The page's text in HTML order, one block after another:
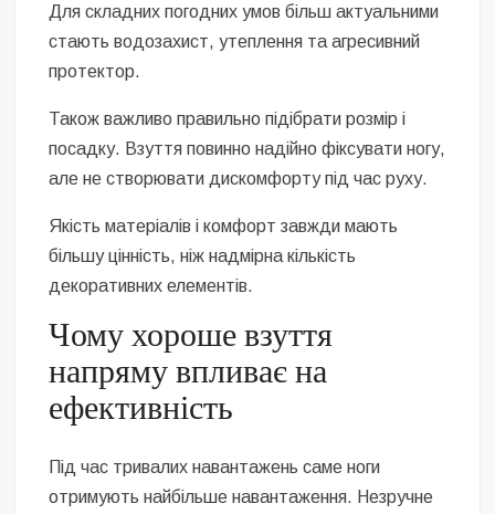
Для складних погодних умов більш актуальними
стають водозахист, утеплення та агресивний
протектор.
Також важливо правильно підібрати розмір і
посадку. Взуття повинно надійно фіксувати ногу,
але не створювати дискомфорту під час руху.
Якість матеріалів і комфорт завжди мають
більшу цінність, ніж надмірна кількість
декоративних елементів.
Чому хороше взуття
напряму впливає на
ефективність
Під час тривалих навантажень саме ноги
отримують найбільше навантаження. Незручне